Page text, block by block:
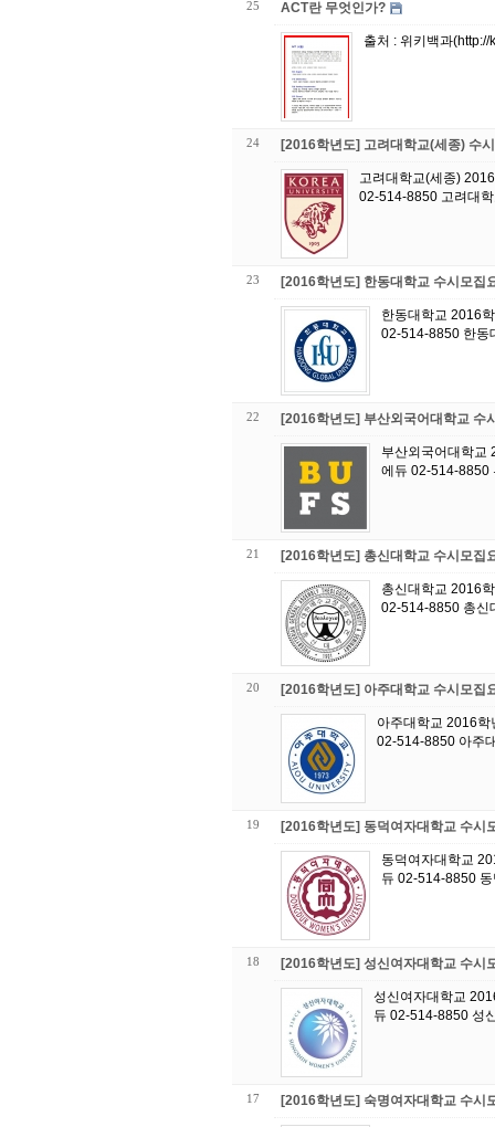
25 ACT란 무엇인가?
24 [2016학년도] 고려대학교(세종) 수
고려대학교(세종)
02-514-8850 고려대
23 [2016학년도] 한동대학교 수시모집
한동대학교 2016
02-514-8850 한동
22 [2016학년도] 부산외국어대학교 수
부산외국어대학교
에듀 02-514-8850
21 [2016학년도] 총신대학교 수시모집
총신대학교 2016
02-514-8850 총신
20 [2016학년도] 아주대학교 수시모집
아주대학교 2016학
02-514-8850 아주
19 [2016학년도] 동덕여자대학교 수시
동덕여자대학교
듀 02-514-8850
18 [2016학년도] 성신여자대학교 수시
성신여자대학교
듀 02-514-8850 성
17 [2016학년도] 숙명여자대학교 수시